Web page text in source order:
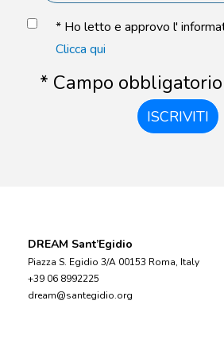
* Ho letto e approvo l'
Clicca qui
* Campo obbligatorio
ISCRIVITI
DREAM Sant’Egidio
Piazza S. Egidio 3/A 00153 Roma, Italy
+39 06 8992225
dream@santegidio.org